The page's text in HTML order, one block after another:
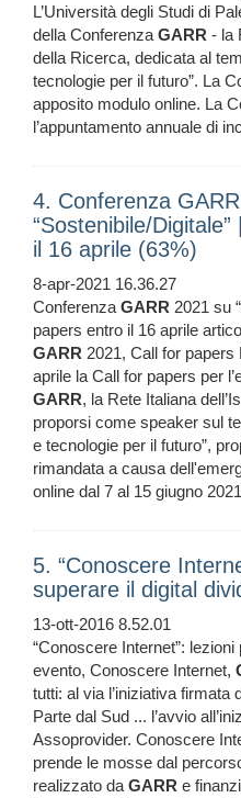
L’Università degli Studi di
della ConferenzaGARR - la
della Ricerca, dedicata al
tecnologie per il futuro”. La
apposito modulo online. La
l’appuntamento annuale di
4. Conferenza
“Sostenibile/
il 16 aprile (63%)
8-apr-2021 16.36.27
ConferenzaGARR 2021 su
papers entro il 16 aprile
GARR 2021, Call for papers
aprile la Call for papers per
GARR, la Rete Italiana
proporsi come speaker sul
e tecnologie per il futuro”,
rimandata a causa
online dal 7 al 15 giugno 2021
5. “Conoscere
superare il digital
13-ott-2016 8.52.01
“Conoscere Internet”:
evento, Conoscere Internet,
tutti: al via l’iniziativa firmata
Parte dal Sud ... l’avvio
Assoprovider. Conoscere
prende le mosse dal
realizzato daGARR e